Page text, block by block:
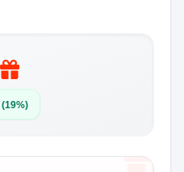
(19%)